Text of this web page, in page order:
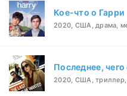
Кое-что о Гарри
2020, США, драма,
Последнее, чего
2020, США, триллер,